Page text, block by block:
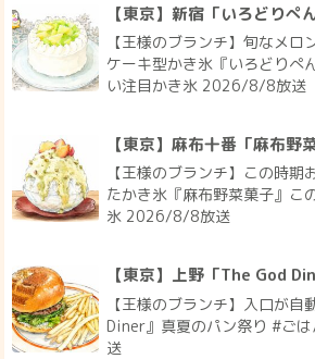
【東京】新宿「いろどりぺ
【王様のブランチ】旬なメロ
ケーキ型かき氷『いろどりぺ
い注目かき氷 2026/8/8放送
【東京】麻布十番「麻布野
【王様のブランチ】この時期
たかき氷『麻布野菜菓子』こ
氷 2026/8/8放送
【東京】上野「The God
【王様のブランチ】入口が自
Diner』真夏のパン祭り #ご
送